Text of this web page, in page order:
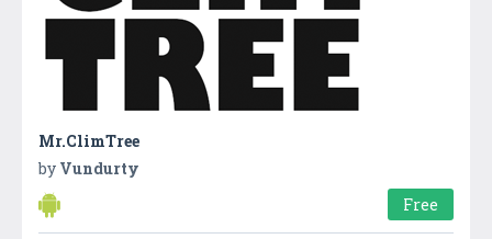
Mr.ClimTree
by Vundurty
Free